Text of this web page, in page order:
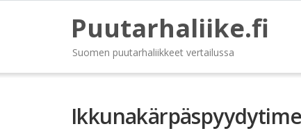
Puutarhaliike.fi
Suomen puutarhaliikkeet vertailussa